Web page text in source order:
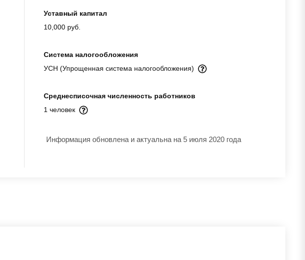
Уставный капитал
10,000 руб.
Система налогообложения
УСН (Упрощенная система налогообложения)
Среднесписочная численность работников
1 человек
Информация обновлена и актуальна на 5 июля 2020 года